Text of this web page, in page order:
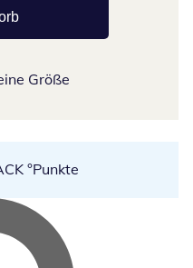
Größe
°Punkte